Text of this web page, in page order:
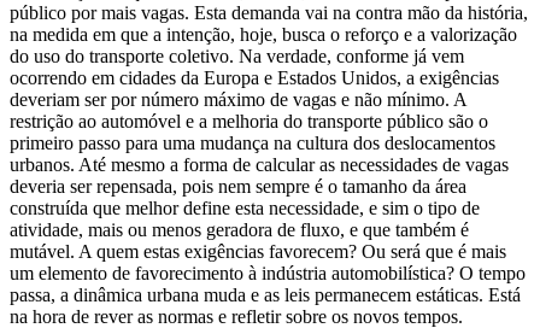
público por mais vagas. Esta demanda vai na contra mão da história,
na medida em que a intenção, hoje, busca o reforço e a valorização
do uso do transporte coletivo. Na verdade, conforme já vem
ocorrendo em cidades da Europa e Estados Unidos, a exigências
deveriam ser por número máximo de vagas e não mínimo. A
restrição ao automóvel e a melhoria do transporte público são o
primeiro passo para uma mudança na cultura dos deslocamentos
urbanos. Até mesmo a forma de calcular as necessidades de vagas
deveria ser repensada, pois nem sempre é o tamanho da área
construída que melhor define esta necessidade, e sim o tipo de
atividade, mais ou menos geradora de fluxo, e que também é
mutável. A quem estas exigências favorecem? Ou será que é mais
um elemento de favorecimento à indústria automobilística? O tempo
passa, a dinâmica urbana muda e as leis permanecem estáticas. Está
na hora de rever as normas e refletir sobre os novos tempos.